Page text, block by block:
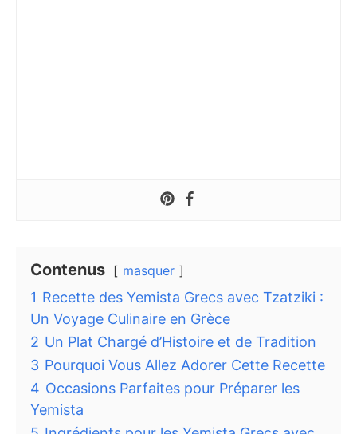
Contenus masquer
1 Recette des Yemista Grecs avec Tzatziki :
Un Voyage Culinaire en Grèce
2 Un Plat Chargé d’Histoire et de Tradition
3 Pourquoi Vous Allez Adorer Cette Recette
4 Occasions Parfaites pour Préparer les
Yemista